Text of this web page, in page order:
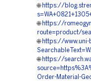
🌐 https://
🌐 https://
route=product/
🌐 https://
🌐 https://
Order-Material-